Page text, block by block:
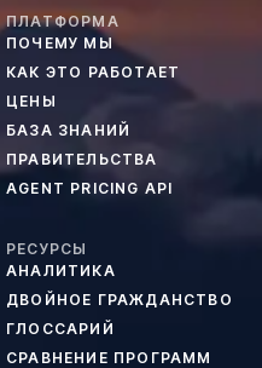
ПЛАТФОРМА
ПОЧЕМУ МЫ
КАК ЭТО РАБОТАЕТ
ЦЕНЫ
БАЗА ЗНАНИЙ
ПРАВИТЕЛЬСТВА
AGENT PRICING API
РЕСУРСЫ
АНАЛИТИКА
ДВОЙНОЕ ГРАЖДАНСТВО
ГЛОССАРИЙ
СРАВНЕНИЕ ПРОГРАММ